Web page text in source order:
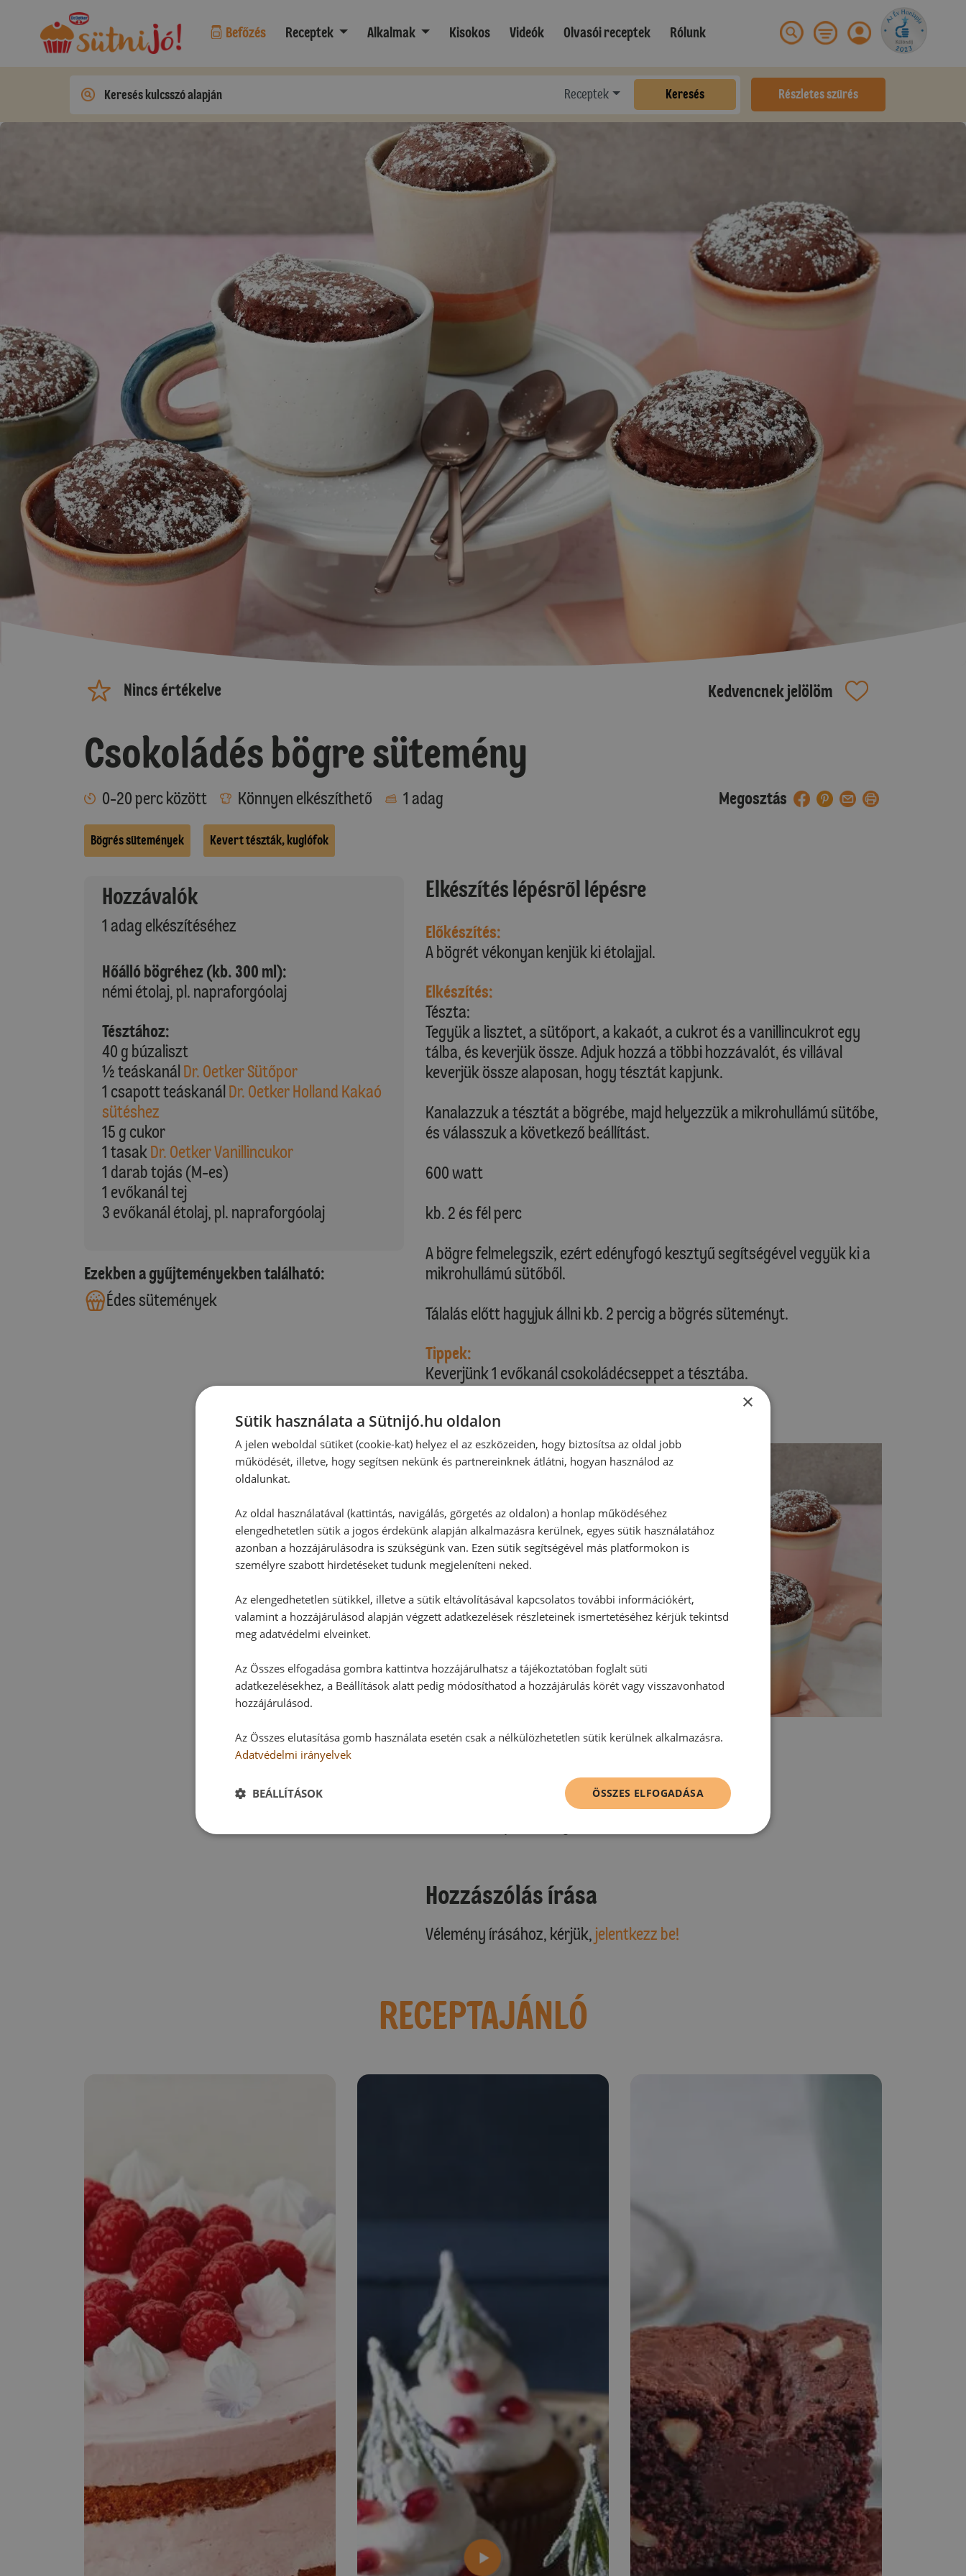
Befőzés Receptek Alkalmak Kisokos Videók Olvasói receptek Rólunk
Receptek Keresés Részletes szűrés
Nincs értékelve Kedvencnek jelölöm
Csokoládés bögre sütemény
0-20 perc között Könnyen elkészíthető 1 adag Megosztás
Bögrés sütemények Kevert tészták, kuglófok
Hozzávalók
1 adag elkészítéséhez
Hőálló bögréhez (kb. 300 ml):
némi étolaj, pl. napraforgóolaj
Tésztához:
40 g búzaliszt
½ teáskanálDr. Oetker Sütőpor
1 csapott teáskanálDr. Oetker Holland Kakaó
sütéshez
15 g cukor
1 tasakDr. Oetker Vanillincukor
1 darab tojás (M-es)
1 evőkanál tej
3 evőkanál étolaj, pl. napraforgóolaj
Ezekben a gyűjteményekben található:
Édes sütemények
Elkészítés lépésről lépésre
Előkészítés:
A bögrét vékonyan kenjük ki étolajjal.
Elkészítés:
Tészta:
Tegyük a lisztet, a sütőport, a kakaót, a cukrot és a vanillincukrot egy
tálba, és keverjük össze. Adjuk hozzá a többi hozzávalót, és villával
keverjük össze alaposan, hogy tésztát kapjunk.
Kanalazzuk a tésztát a bögrébe, majd helyezzük a mikrohullámú sütőbe,
és válasszuk a következő beállítást.
600 watt
kb. 2 és fél perc
A bögre felmelegszik, ezért edényfogó kesztyű segítségével vegyük ki a
mikrohullámú sütőből.
Tálalás előtt hagyjuk állni kb. 2 percig a bögrés süteményt.
Tippek:
Keverjünk 1 evőkanál csokoládécseppet a tésztába.
Ízlés szerint szórjuk meg porcukorral.
Hozzászólás írása
Vélemény írásához, kérjük, jelentkezz be!
RECEPTAJÁNLÓ
×
Sütik használata a Sütnijó.hu oldalon
A jelen weboldal sütiket (cookie-kat) helyez el az eszközeiden, hogy biztosítsa az oldal jobb
működését, illetve, hogy segítsen nekünk és partnereinknek átlátni, hogyan használod az
oldalunkat.
Az oldal használatával (kattintás, navigálás, görgetés az oldalon) a honlap működéséhez
elengedhetetlen sütik a jogos érdekünk alapján alkalmazásra kerülnek, egyes sütik használatához
azonban a hozzájárulásodra is szükségünk van. Ezen sütik segítségével más platformokon is
személyre szabott hirdetéseket tudunk megjeleníteni neked.
Az elengedhetetlen sütikkel, illetve a sütik eltávolításával kapcsolatos további információkért,
valamint a hozzájárulásod alapján végzett adatkezelések részleteinek ismertetéséhez kérjük tekintsd
meg adatvédelmi elveinket.
Az Összes elfogadása gombra kattintva hozzájárulhatsz a tájékoztatóban foglalt süti
adatkezelésekhez, a Beállítások alatt pedig módosíthatod a hozzájárulás körét vagy visszavonhatod
hozzájárulásod.
Az Összes elutasítása gomb használata esetén csak a nélkülözhetetlen sütik kerülnek alkalmazásra.
Adatvédelmi irányelvek
ÖSSZES ELFOGADÁSA
BEÁLLÍTÁSOK